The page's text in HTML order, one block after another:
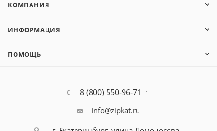
КОМПАНИЯ
ИНФОРМАЦИЯ
ПОМОЩЬ
8 (800) 550-96-71
info@zipkat.ru